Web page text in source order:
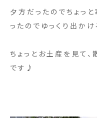
夕方だったのでちょっ
ったのでゆっくり出か
ちょっとお土産を見て
です♪